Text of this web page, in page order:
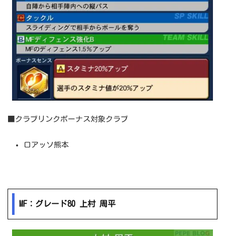
■クラブリンクボーナス対象クラブ
ロアッソ熊本
MF：グレード80 上村 周平